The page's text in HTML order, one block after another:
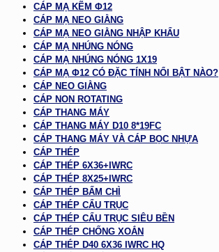
CÁP MẠ KẼM Φ12
CÁP MẠ NEO GIẰNG
CÁP MẠ NEO GIẰNG NHẬP KHẨU
CÁP MẠ NHÚNG NÓNG
CÁP MẠ NHÚNG NÓNG 1X19
CÁP MẠ Φ12 CÓ ĐẶC TÍNH NỔI BẬT NÀO?
CÁP NEO GIẰNG
CÁP NON ROTATING
CÁP THANG MÁY
CÁP THANG MÁY D10 8*19FC
CÁP THANG MÁY VÀ CÁP BỌC NHỰA
CÁP THÉP
CÁP THÉP 6X36+IWRC
CÁP THÉP 8X25+IWRC
CÁP THÉP BẤM CHÌ
CÁP THÉP CẨU TRỤC
CÁP THÉP CẨU TRỤC SIÊU BỀN
CÁP THÉP CHỐNG XOẮN
CÁP THÉP D40 6X36 IWRC HQ